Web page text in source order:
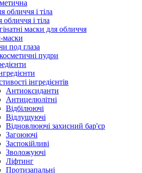
обличчя і тіла
і тіла
маски для обличчя
под глаза
пудри
інгредієнтів
Антиоксиданти
Антицелюлітні
Відбілюючі
Відлущуючі
Відновлюючі захисний бар'єр
Загоюючі
Заспокійливі
Зволожуючі
Ліфтинг
Протизапальні